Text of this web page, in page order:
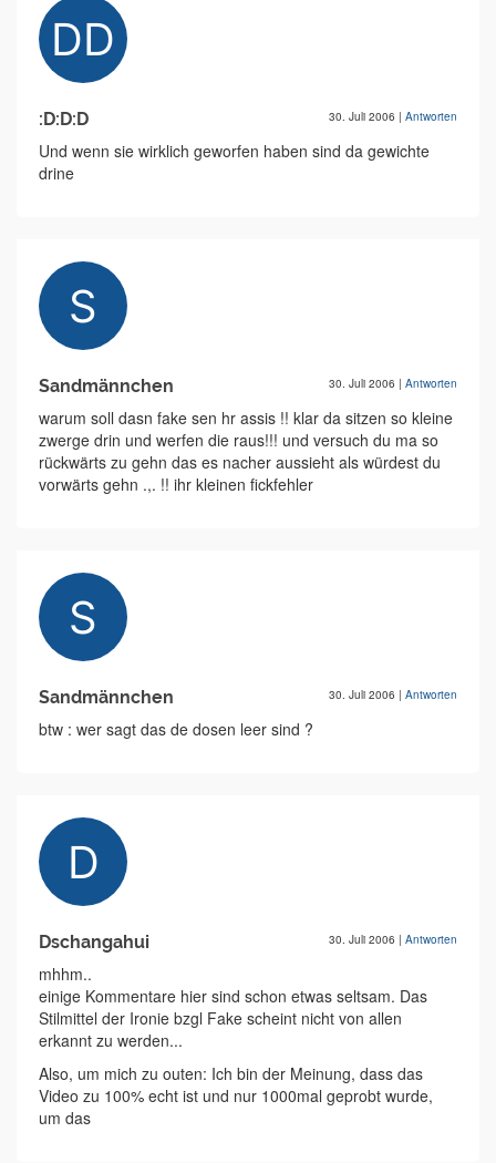
:D:D:D 30. Juli 2006 | Antworten
Und wenn sie wirklich geworfen haben sind da gewichte
drine
Sandmännchen 30. Juli 2006 | Antworten
warum soll dasn fake sen hr assis !! klar da sitzen so kleine
zwerge drin und werfen die raus!!! und versuch du ma so
rückwärts zu gehn das es nacher aussieht als würdest du
vorwärts gehn .,. !! ihr kleinen fickfehler
Sandmännchen 30. Juli 2006 | Antworten
btw : wer sagt das de dosen leer sind ?
Dschangahui 30. Juli 2006 | Antworten
mhhm..
einige Kommentare hier sind schon etwas seltsam. Das
Stilmittel der Ironie bzgl Fake scheint nicht von allen
erkannt zu werden...
Also, um mich zu outen: Ich bin der Meinung, dass das
Video zu 100% echt ist und nur 1000mal geprobt wurde,
um das